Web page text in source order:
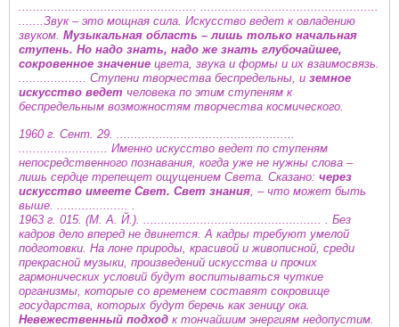
.......Звук – это мощная сила. Искусство ведет к овладению
звуком. Музыкальная область – лишь только начальная
ступень. Но надо знать, надо же знать глубочайшее,
сокровенное значение цвета, звука и формы и их взаимосвязь.
................... Ступени творчества беспредельны, и земное
искусство ведет человека по этим ступеням к
беспредельным возможностям творчества космического.
1960 г. Сент. 29. ..................................................
......................... Именно искусство ведет по ступеням
непосредственного познавания, когда уже не нужны слова –
лишь сердце трепещет ощущением Света. Сказано: через
искусство имеете Свет. Свет знания , – что может быть
выше. .................... .
1963 г. 015. (М. А. Й.). .................................................. . Без
кадров дело вперед не двинется. А кадры требуют умелой
подготовки. На лоне природы, красивой и живописной, среди
прекрасной музыки, произведений искусства и прочих
гармонических условий будут воспитываться чуткие
организмы, которые со временем составят сокровище
государства, которых будут беречь как зеницу ока.
Невежественный подход к тончайшим энергиям недопустим.